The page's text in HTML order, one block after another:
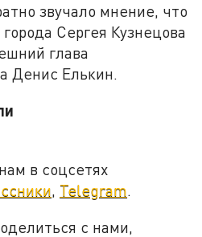
звучало мнение, что
Сергея Кузнецова
глава
Денис Елькин.
в соцсетях
, Telegram.
с нами,